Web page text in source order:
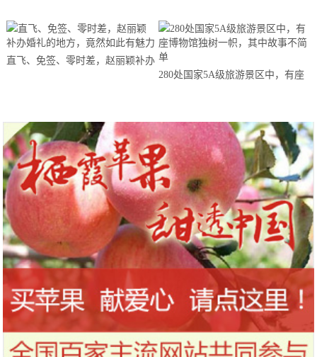
直飞、免签、零时差，赵丽颖补办
280处国家5A级旅游景区中，有座